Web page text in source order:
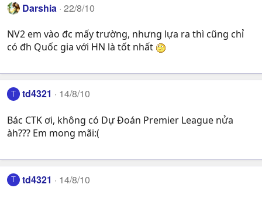
Darshia 22/8/10
NV2 em vào đc mấy trường, nhưng lựa ra thì cũng chỉ
có đh Quốc gia với HN là tốt nhất
T td4321 14/8/10
Bác CTK ơi, không có Dự Đoán Premier League nửa
àh??? Em mong mãi:(
T td4321 14/8/10